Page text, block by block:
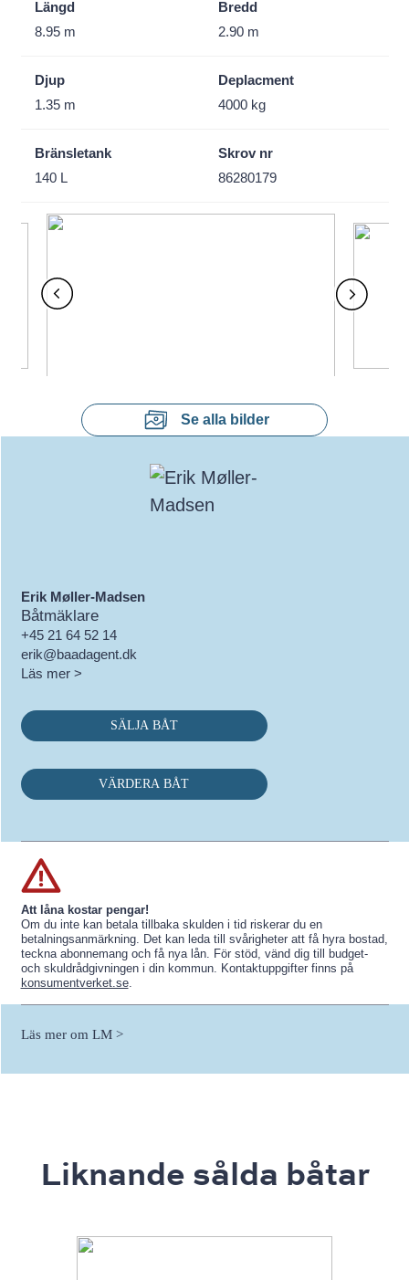
Längd
8.95 m
Bredd
2.90 m
Djup
1.35 m
Deplacment
4000 kg
Bränsletank
140 L
Skrov nr
86280179
Se alla bilder
Erik Møller-Madsen
Båtmäklare
+45 21 64 52 14
erik@baadagent.dk
Läs mer >
SÄLJA BÅT
VÄRDERA BÅT
Att låna kostar pengar!
Om du inte kan betala tillbaka skulden i tid riskerar du en
betalningsanmärkning. Det kan leda till svårigheter att få hyra bostad,
teckna abonnemang och få nya lån. För stöd, vänd dig till budget-
och skuldrådgivningen i din kommun. Kontaktuppgifter finns på
konsumentverket.se.
Läs mer om LM >
Liknande sålda båtar